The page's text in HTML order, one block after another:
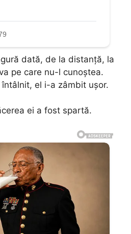
dată, de la distanță, la
pe care nu-l cunoștea.
el i-a zâmbit ușor.
ei a fost spartă.